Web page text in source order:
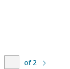
of 2